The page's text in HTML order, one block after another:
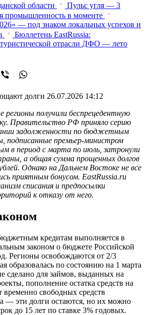
области
Пульс угля — 3
промышленность в моменте
— под знаком локальных успехов и
Бюллетень EastRussia:
отрасли ДФО — лето
долги 26.07.2026 14:12
регионы получили беспрецедентную
Правительство РФ приняло серию
задолженности по бюджетным
подписанные премьер-министром
в период с марта по июль, затронули
а общая сумма прощенных долгов
Однако на Дальнем Востоке не все
приятным бонусом. EastRussia.ru
списания и предпосылки
к отказу от него.
кредитам выполняется в
законом о бюджете Российской
Регионы освобождаются от 2/3
образовалась по состоянию на 1 марта
сделано для займов, выданных на
пополнение остатка средств на
временно свободных средств
— эти долги остаются, но их можно
до 15 лет по ставке 3% годовых.